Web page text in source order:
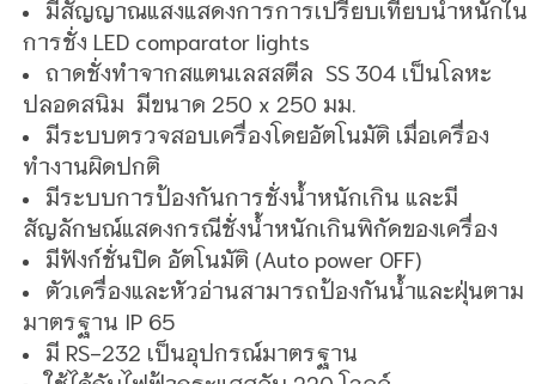
มีสัญญาณแสงแสดงการการเปรียบเทียบน้ำหนักใน
การชั่ง LED comparator lights
ถาดชั่งทำจากสแตนเลสสตีล SS 304 เป็นโลหะ
ปลอดสนิม มีขนาด 250 x 250 มม.
มีระบบตรวจสอบเครื่องโดยอัตโนมัติ เมื่อเครื่อง
ทำงานผิดปกติ
มีระบบการป้องกันการชั่งน้ำหนักเกิน และมี
สัญลักษณ์แสดงกรณีชั่งน้ำหนักเกินพิกัดของเครื่อง
มีฟังก์ชั่นปิด อัตโนมัติ (Auto power OFF)
ตัวเครื่องและหัวอ่านสามารถป้องกันน้ำและฝุ่นตาม
มาตรฐาน IP 65
มี RS-232 เป็นอุปกรณ์มาตรฐาน